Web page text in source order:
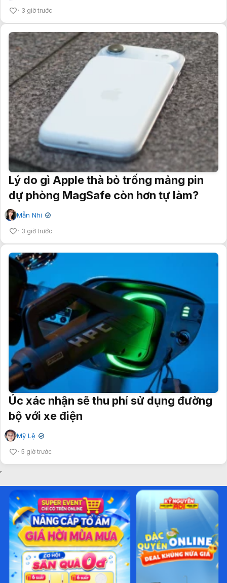
3 giờ trước
Lý do gì Apple thà bỏ trống mảng pin
dự phòng MagSafe còn hơn tự làm?
Mẫn Nhi ✔
3 giờ trước
Úc xác nhận sẽ thu phí sử dụng đường
bộ với xe điện
Mỹ Lệ ✔
5 giờ trước